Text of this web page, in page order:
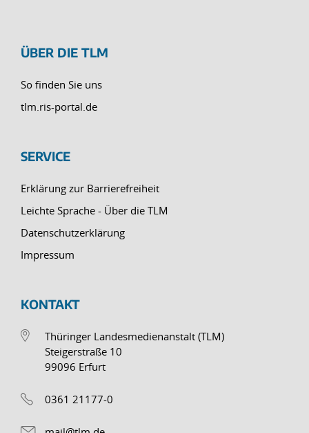
ÜBER DIE TLM
So finden Sie uns
tlm.ris-portal.de
SERVICE
Erklärung zur Barrierefreiheit
Leichte Sprache - Über die TLM
Datenschutzerklärung
Impressum
KONTAKT
Thüringer Landesmedienanstalt (TLM)
Steigerstraße 10
99096 Erfurt
0361 21177-0